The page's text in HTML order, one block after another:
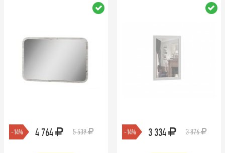
-14% 4 764 5 539 -14% 3 334 3 876